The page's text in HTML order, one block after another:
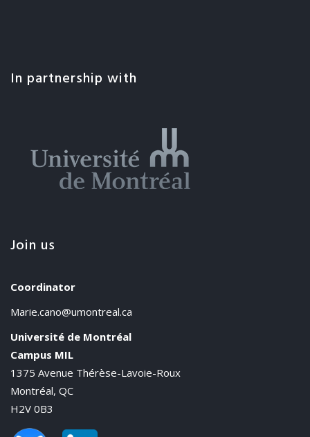
In partnership with
Join us
Coordinator
Marie.cano@umontreal.ca
Université de Montréal
Campus MIL
1375 Avenue Thérèse-Lavoie-Roux
Montréal, QC
H2V 0B3